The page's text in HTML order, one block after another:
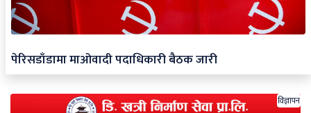
पेरिसडाँडामा माओवादी पदाधिकारी बैठक जारी
विज्ञापन